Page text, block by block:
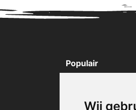
Wij
Populair